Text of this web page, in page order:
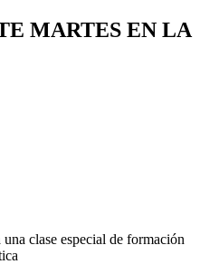
MARTES EN LA
clase especial de formación